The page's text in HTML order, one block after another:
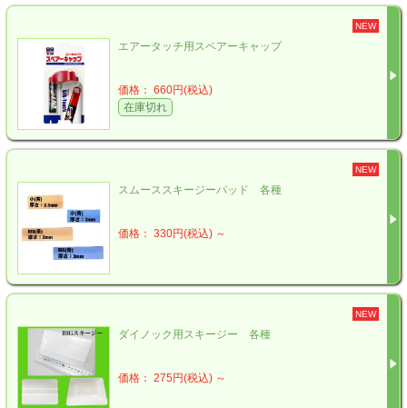
NEW
エアータッチ用スペアーキャップ
価格： 660円(税込)
在庫切れ
NEW
スムーススキージーパッド 各種
価格： 330円(税込) ～
NEW
ダイノック用スキージー 各種
価格： 275円(税込) ～